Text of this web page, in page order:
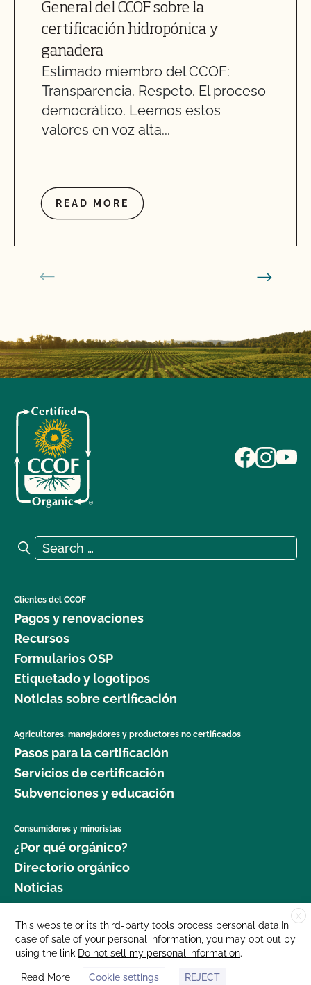
General del CCOF sobre la
certificación hidropónica y
ganadera
Estimado miembro del CCOF:
Transparencia. Respeto. El proceso
democrático. Leemos estos
valores en voz alta...
READ MORE
Search for:
Search
Clientes del CCOF
Pagos y renovaciones
Recursos
Formularios OSP
Etiquetado y logotipos
Noticias sobre certificación
Agricultores, manejadores y productores no certificados
Pasos para la certificación
Servicios de certificación
Subvenciones y educación
Consumidores y minoristas
¿Por qué orgánico?
Directorio orgánico
Noticias
Donar
Carreras profesionales
Sala de prensa
Contáctenos
X
This website or its third-party tools process personal data.In
case of sale of your personal information, you may opt out by
using the link Do not sell my personal information.
Read More Cookie settings REJECT